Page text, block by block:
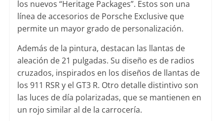
los nuevos “Heritage Packages”. Estos son una
línea de accesorios de Porsche Exclusive que
permite un mayor grado de personalización.
Además de la pintura, destacan las llantas de
aleación de 21 pulgadas. Su diseño es de radios
cruzados, inspirados en los diseños de llantas de
los 911 RSR y el GT3 R. Otro detalle distintivo son
las luces de día polarizadas, que se mantienen en
un rojo similar al de la carrocería.